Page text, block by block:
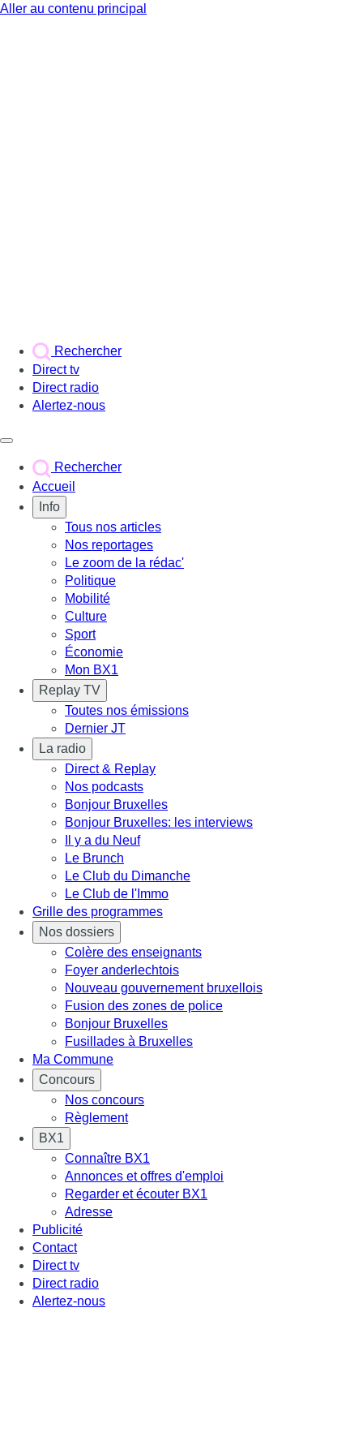
Aller au contenu principal
Rechercher
Direct tv
Direct radio
Alertez-nous
Rechercher
Accueil
Info
Tous nos articles
Nos reportages
Le zoom de la rédac'
Politique
Mobilité
Culture
Sport
Économie
Mon BX1
Replay TV
Toutes nos émissions
Dernier JT
La radio
Direct & Replay
Nos podcasts
Bonjour Bruxelles
Bonjour Bruxelles: les interviews
Il y a du Neuf
Le Brunch
Le Club du Dimanche
Le Club de l'Immo
Grille des programmes
Nos dossiers
Colère des enseignants
Foyer anderlechtois
Nouveau gouvernement bruxellois
Fusion des zones de police
Bonjour Bruxelles
Fusillades à Bruxelles
Ma Commune
Concours
Nos concours
Règlement
BX1
Connaître BX1
Annonces et offres d'emploi
Regarder et écouter BX1
Adresse
Publicité
Contact
Direct tv
Direct radio
Alertez-nous